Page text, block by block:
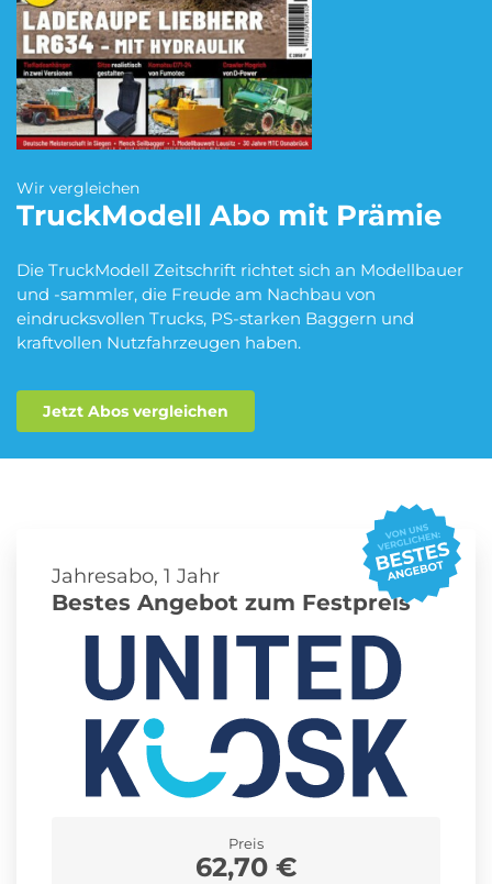
Blumen Abo Dating App Abo
eBook Abo
Musik-Streaming Abo Pay TV Abo
Schmuck Abo
Sprachlern App Abo Streaming Abo
Süßigkeiten Abo Zeitschriften Abo
News
Wir vergleichen
TruckModell Abo mit Prämie
Die TruckModell Zeitschrift richtet sich an Modellbauer
und -sammler, die Freude am Nachbau von
eindrucksvollen Trucks, PS-starken Baggern und
kraftvollen Nutzfahrzeugen haben.
Jetzt Abos vergleichen
Jahresabo, 1 Jahr
Bestes Angebot zum Festpreis
Preis
62,70 €